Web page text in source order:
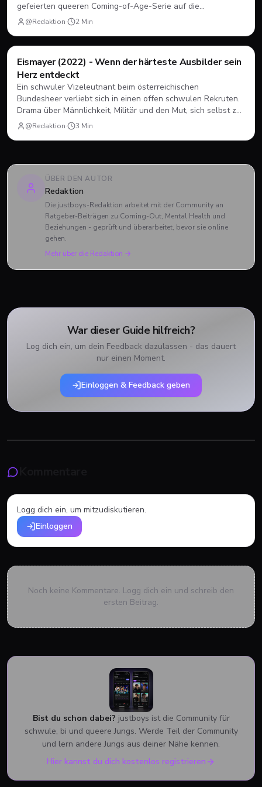
gefeierten queeren Coming-of-Age-Serie auf die
Bildschirme. Statt einer vierten Staffel gab es diesmal einen
abendfüllenden Spielfilm. Wir blicken zurück, wie sich Nick
@Redaktion· 2 Min
Filme & Serien
Eismayer (2022) - Wenn der härteste Ausbilder sein
Herz entdeckt
Ein schwuler Vizeleutnant beim österreichischen
Bundesheer verliebt sich in einen offen schwulen Rekruten.
Drama über Männlichkeit, Militär und den Mut, sich selbst zu
sein.@Redaktion· 3 Min
ÜBER DEN AUTOR
Redaktion
Die justboys-Redaktion arbeitet mit der Community an
Ratgeber-Beiträgen zu Coming-Out, Mental Health und
Beziehungen - geprüft und überarbeitet, bevor sie online
gehen.
Mehr über die Redaktion →
War dieser Guide hilfreich?
Log dich ein, um dein Feedback dazulassen - das dauert
nur einen Moment.
Einloggen & Feedback geben
Logg dich ein, um mitzudiskutieren.
Einloggen
Noch keine Kommentare. Logg dich ein und schreib den
ersten Beitrag.
Bist du schon dabei? justboys ist die Community für
schwule, bi und queere Jungs. Werde Teil der Community
und lern andere Jungs aus deiner Nähe kennen.
Hier kannst du dich kostenlos registrieren